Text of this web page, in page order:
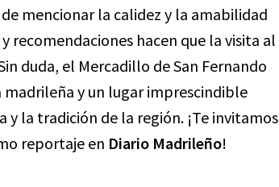
mencionar la calidez y la amabilidad
recomendaciones hacen que la visita al
duda, el Mercadillo de San Fernando
y un lugar imprescindible
y la tradición de la región. ¡Te invitamos
reportaje en Diario Madrileño!